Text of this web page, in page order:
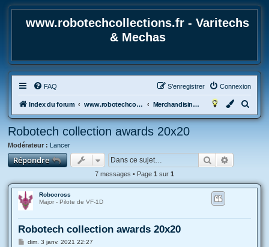
www.robotechcollections.fr - Varitechs
& Mechas
FAQ Connexion
S’enregistrer
Index du forum www.robotechcollections.fr - Robotech & Macross Toys French Forum !!! Merchandising et Autres sujets
e
c
e
Robotech collection awards 20x20
Modérateur : Lancer
Répondre Rechercher
7 messages • Page 1 sur 1
Robocross
Major - Pilote de VF-1D
Robotech collection awards 20x20
Mdim. 3 janv. 2021 22:27